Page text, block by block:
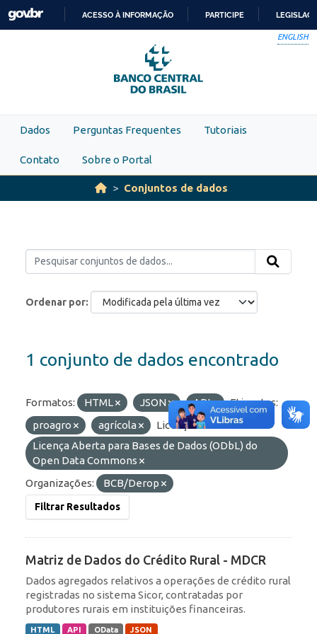
Skip to main content
PARA
O
CONTEÚDO
ACESSO À INFORMAÇÃO PARTICIPE
ENGLISH
Dados Perguntas Frequentes Tutoriais
Contato Sobre o Portal
Conjuntos de dados
Ordenar por
1 conjunto de dados encontrado
Formatos: HTML JSON API
Etiquetas:
proagro
agrícola
Licenças:
Licença Aberta para Bases de Dados (ODbL) do
Open Data Commons
Organizações:
BCB/Derop
Filtrar Resultados
Matriz de Dados do Crédito Rural - MDCR
Dados agregados relativos a operações de crédito rural
registradas no sistema Sicor, contratadas por
produtores rurais em instituições financeiras.
HTML API OData JSON